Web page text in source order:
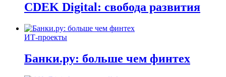
CDEK Digital: свобода развития
ИТ-проекты
Банки.ру: больше чем финтех